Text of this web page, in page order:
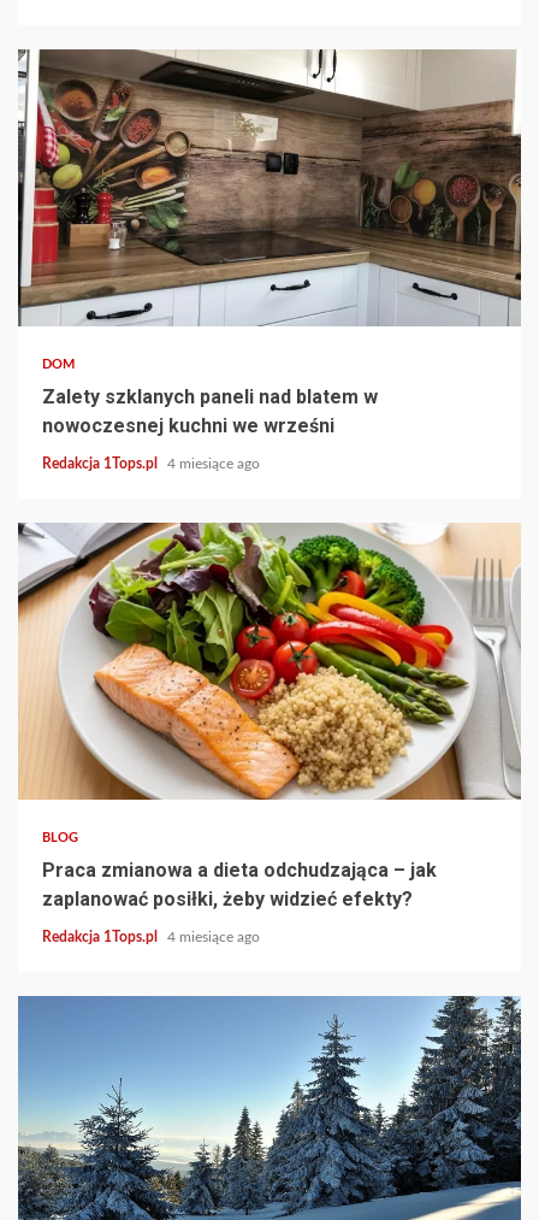
4 min read
DOM
Zalety szklanych paneli nad blatem w
nowoczesnej kuchni we wrześni
Redakcja 1Tops.pl 4 miesiące ago
3 min read
BLOG
Praca zmianowa a dieta odchudzająca – jak
zaplanować posiłki, żeby widzieć efekty?
Redakcja 1Tops.pl 4 miesiące ago